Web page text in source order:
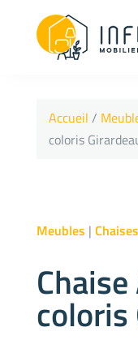
Accueil /
coloris
Meubles | Chaises
coloris